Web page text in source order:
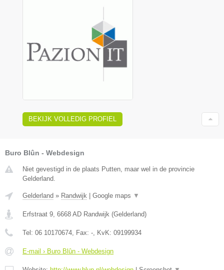
BEKIJK VOLLEDIG PROFIEL
Buro Blûn - Webdesign
Niet gevestigd in de plaats Putten, maar wel in de provincie
Gelderland.
Gelderland » Randwijk Google maps ▼
Erfstraat 9, 6668 AD Randwijk (Gelderland)
Tel: 06 10170674, Fax: -, KvK: 09199934
E-mail › Buro Blûn - Webdesign